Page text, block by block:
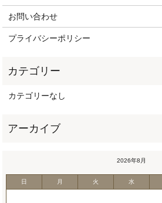
お問い合わせ
プライバシーポリシー
カテゴリーなし
2026年8月
日 月 火 水